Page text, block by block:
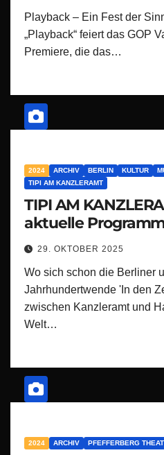
Playback – Ein Fest der
„Playback“ feiert das GOP
Premiere, die das…
2024 ARCHIV BERLIN KULTUR
TIPI AM KANZLERAMT
TIPI AM
aktuelle
29. OKTOBER 2025
Wo sich schon die Berliner
Jahrhundertwende 'In den
zwischen Kanzleramt und
Welt…
2024 ARCHIV PFEFFERBERG